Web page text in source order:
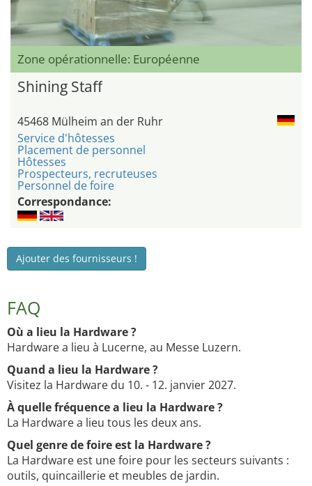
Zone opérationnelle: Européenne
Shining Staff
45468 Mülheim an der Ruhr
Service d'hôtesses
Placement de personnel
Hôtesses
Prospecteurs, recruteuses
Personnel de foire
Correspondance:
Ajouter des fournisseurs !
FAQ
Où a lieu la Hardware ?
Hardware a lieu à Lucerne, au Messe Luzern.
Quand a lieu la Hardware ?
Visitez la Hardware du 10. - 12. janvier 2027.
À quelle fréquence a lieu la Hardware ?
La Hardware a lieu tous les deux ans.
Quel genre de foire est la Hardware ?
La Hardware est une foire pour les secteurs suivants :
outils, quincaillerie et meubles de jardin.